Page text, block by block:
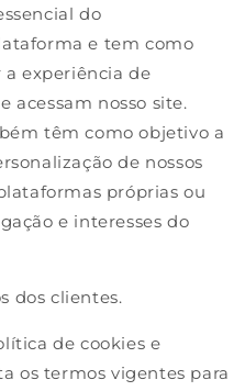
do
e tem como
experiência de
acessam nosso site.
têm como objetivo a
de nossos
próprias ou
e interesses do
dos clientes.
de cookies e
os termos vigentes para